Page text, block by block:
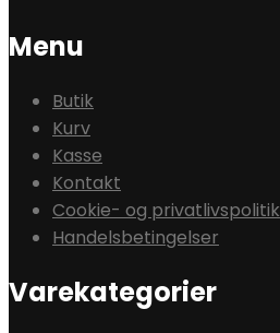
Menu
Butik
Kurv
Kasse
Kontakt
Cookie- og privatlivspolitik
Handelsbetingelser
Varekategorier